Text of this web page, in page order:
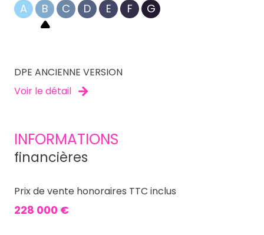
A B C D E F G
DPE ANCIENNE VERSION
Voir le détail
INFORMATIONS
financières
Prix de vente honoraires TTC inclus
228 000 €